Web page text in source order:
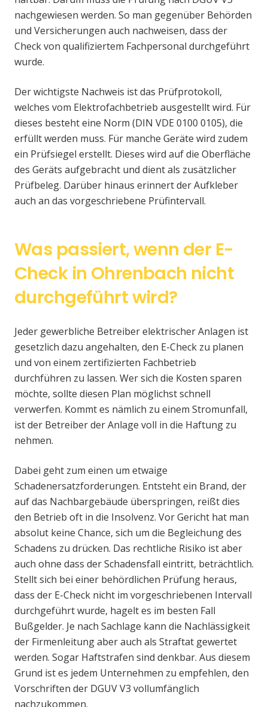
nachgewiesen werden. So man gegenüber Behörden
und Versicherungen auch nachweisen, dass der
Check von qualifiziertem Fachpersonal durchgeführt
wurde.
Der wichtigste Nachweis ist das Prüfprotokoll,
welches vom Elektrofachbetrieb ausgestellt wird. Für
dieses besteht eine Norm (DIN VDE 0100 0105), die
erfüllt werden muss. Für manche Geräte wird zudem
ein Prüfsiegel erstellt. Dieses wird auf die Oberfläche
des Geräts aufgebracht und dient als zusätzlicher
Prüfbeleg. Darüber hinaus erinnert der Aufkleber
auch an das vorgeschriebene Prüfintervall.
Was passiert, wenn der E-
Check in Ohrenbach nicht
durchgeführt wird?
Jeder gewerbliche Betreiber elektrischer Anlagen ist
gesetzlich dazu angehalten, den E-Check zu planen
und von einem zertifizierten Fachbetrieb
durchführen zu lassen. Wer sich die Kosten sparen
möchte, sollte diesen Plan möglichst schnell
verwerfen. Kommt es nämlich zu einem Stromunfall,
ist der Betreiber der Anlage voll in die Haftung zu
nehmen.
Dabei geht zum einen um etwaige
Schadenersatzforderungen. Entsteht ein Brand, der
auf das Nachbargebäude überspringen, reißt dies
den Betrieb oft in die Insolvenz. Vor Gericht hat man
absolut keine Chance, sich um die Begleichung des
Schadens zu drücken. Das rechtliche Risiko ist aber
auch ohne dass der Schadensfall eintritt, beträchtlich.
Stellt sich bei einer behördlichen Prüfung heraus,
dass der E-Check nicht im vorgeschriebenen Intervall
durchgeführt wurde, hagelt es im besten Fall
Bußgelder. Je nach Sachlage kann die Nachlässigkeit
der Firmenleitung aber auch als Straftat gewertet
werden. Sogar Haftstrafen sind denkbar. Aus diesem
Grund ist es jedem Unternehmen zu empfehlen, den
Vorschriften der DGUV V3 vollumfänglich
nachzukommen.